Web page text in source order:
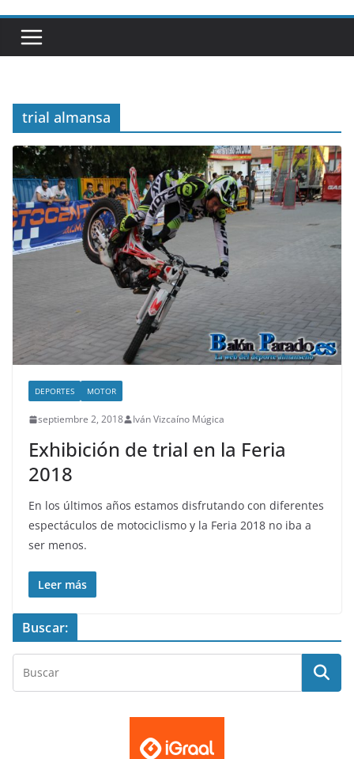
trial almansa
DEPORTES MOTOR
septiembre 2, 2018 Iván Vizcaíno Múgica
Exhibición de trial en la Feria
2018
En los últimos años estamos disfrutando con diferentes
espectáculos de motociclismo y la Feria 2018 no iba a
ser menos.
Leer más
Buscar: